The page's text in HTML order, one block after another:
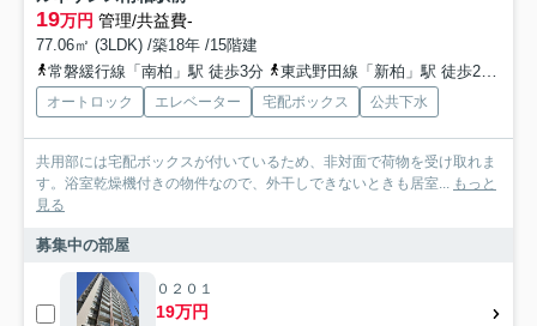
19万円 管理/共益費-
77.06㎡ (3LDK) /築18年 /15階建
常磐緩行線「南柏」駅 徒歩3分
東武野田線「新柏」駅 徒歩28分
オートロック エレベーター 宅配ボックス 公共下水
共用部には宅配ボックスが付いているため、非対面で荷物を受け取れま
す。浴室乾燥機付きの物件なので、外干しできないときも居室... もっと
見る
募集中の部屋
０２０１
19万円